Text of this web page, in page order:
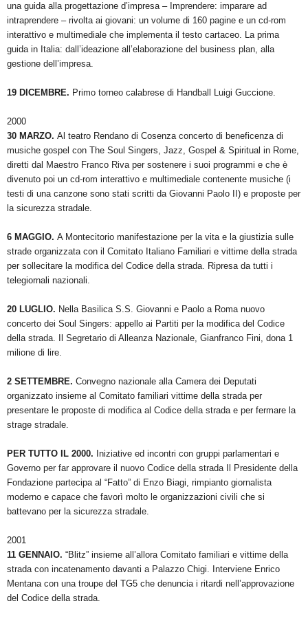
una guida alla progettazione d’impresa – Imprendere: imparare ad
intraprendere – rivolta ai giovani: un volume di 160 pagine e un cd-rom
interattivo e multimediale che implementa il testo cartaceo. La prima
guida in Italia: dall’ideazione all’elaborazione del business plan, alla
gestione dell’impresa.
19 DICEMBRE. Primo torneo calabrese di Handball Luigi Guccione.
2000
30 MARZO. Al teatro Rendano di Cosenza concerto di beneficenza di
musiche gospel con The Soul Singers, Jazz, Gospel & Spiritual in Rome,
diretti dal Maestro Franco Riva per sostenere i suoi programmi e che è
divenuto poi un cd-rom interattivo e multimediale contenente musiche (i
testi di una canzone sono stati scritti da Giovanni Paolo II) e proposte per
la sicurezza stradale.
6 MAGGIO. A Montecitorio manifestazione per la vita e la giustizia sulle
strade organizzata con il Comitato Italiano Familiari e vittime della strada
per sollecitare la modifica del Codice della strada. Ripresa da tutti i
telegiornali nazionali.
20 LUGLIO. Nella Basilica S.S. Giovanni e Paolo a Roma nuovo
concerto dei Soul Singers: appello ai Partiti per la modifica del Codice
della strada. Il Segretario di Alleanza Nazionale, Gianfranco Fini, dona 1
milione di lire.
2 SETTEMBRE. Convegno nazionale alla Camera dei Deputati
organizzato insieme al Comitato familiari vittime della strada per
presentare le proposte di modifica al Codice della strada e per fermare la
strage stradale.
PER TUTTO IL 2000. Iniziative ed incontri con gruppi parlamentari e
Governo per far approvare il nuovo Codice della strada Il Presidente della
Fondazione partecipa al “Fatto” di Enzo Biagi, rimpianto giornalista
moderno e capace che favorì molto le organizzazioni civili che si
battevano per la sicurezza stradale.
2001
11 GENNAIO. “Blitz” insieme all’allora Comitato familiari e vittime della
strada con incatenamento davanti a Palazzo Chigi. Interviene Enrico
Mentana con una troupe del TG5 che denuncia i ritardi nell’approvazione
del Codice della strada.